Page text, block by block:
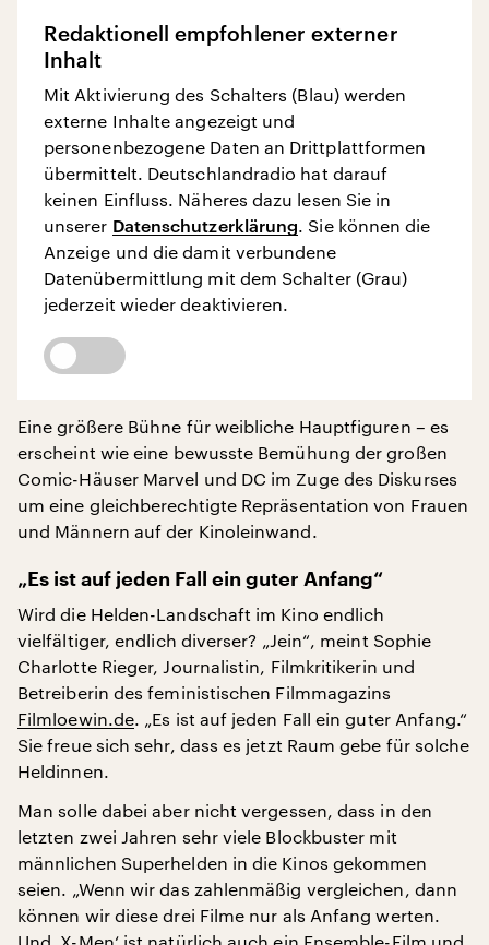
Redaktionell empfohlener externer
Inhalt
Mit Aktivierung des Schalters (Blau) werden
externe Inhalte angezeigt und
personenbezogene Daten an Drittplattformen
übermittelt. Deutschlandradio hat darauf
keinen Einfluss. Näheres dazu lesen Sie in
unserer Datenschutzerklärung. Sie können die
Anzeige und die damit verbundene
Datenübermittlung mit dem Schalter (Grau)
jederzeit wieder deaktivieren.
Eine größere Bühne für weibliche Hauptfiguren – es
erscheint wie eine bewusste Bemühung der großen
Comic-Häuser Marvel und DC im Zuge des Diskurses
um eine gleichberechtigte Repräsentation von Frauen
und Männern auf der Kinoleinwand.
„Es ist auf jeden Fall ein guter Anfang“
Wird die Helden-Landschaft im Kino endlich
vielfältiger, endlich diverser? „Jein“, meint Sophie
Charlotte Rieger, Journalistin, Filmkritikerin und
Betreiberin des feministischen Filmmagazins
Filmloewin.de. „Es ist auf jeden Fall ein guter Anfang.“
Sie freue sich sehr, dass es jetzt Raum gebe für solche
Heldinnen.
Man solle dabei aber nicht vergessen, dass in den
letzten zwei Jahren sehr viele Blockbuster mit
männlichen Superhelden in die Kinos gekommen
seien. „Wenn wir das zahlenmäßig vergleichen, dann
können wir diese drei Filme nur als Anfang werten.